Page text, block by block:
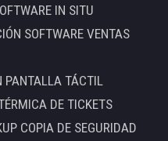
IN SITU
SOFTWARE VENTAS
PANTALLA TÁCTIL
DE TICKETS
COPIA DE SEGURIDAD